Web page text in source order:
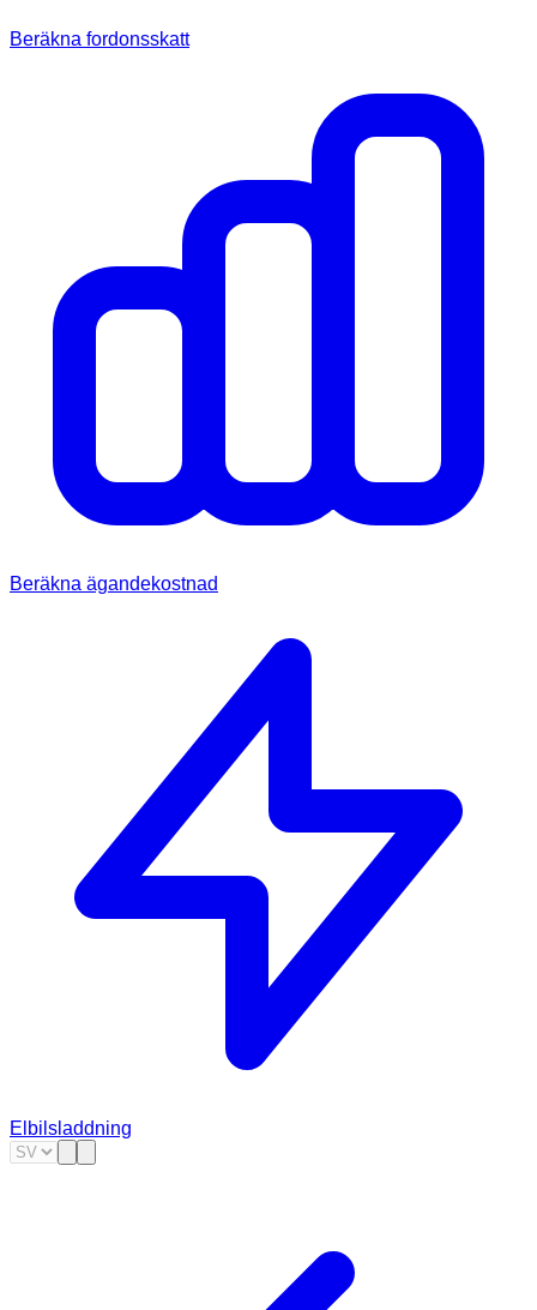
Beräkna fordonsskatt
Beräkna ägandekostnad
Elbilsladdning